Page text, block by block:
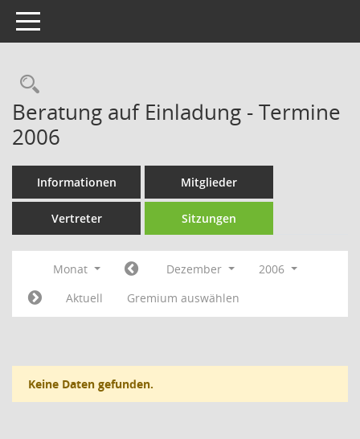
Toggle navigation
Rechercheauswahl
Beratung auf Einladung - Termine
2006
Informationen Mitglieder
Vertreter Sitzungen
Monat Dezember
2006
Aktuell
Gremium auswählen
Keine Daten gefunden.